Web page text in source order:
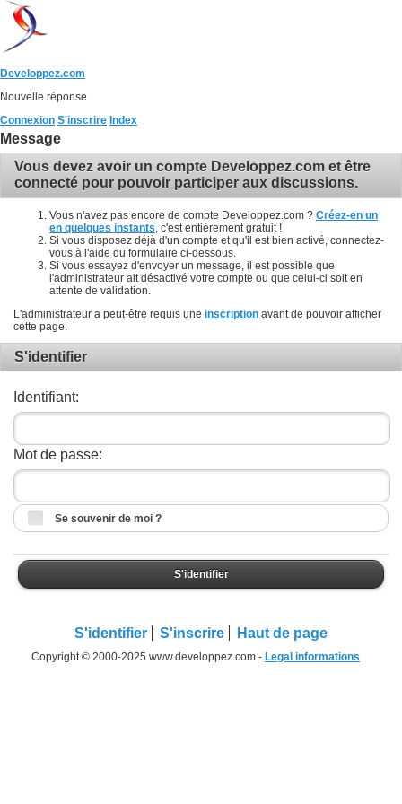
Developpez.com
Nouvelle réponse
Connexion S'inscrire Index
Message
Vous devez avoir un compte Developpez.com et être
connecté pour pouvoir participer aux discussions.
Vous n'avez pas encore de compte Developpez.com ? Créez-en un
en quelques instants , c'est entièrement gratuit !
Si vous disposez déjà d'un compte et qu'il est bien activé, connectez-
vous à l'aide du formulaire ci-dessous.
Si vous essayez d'envoyer un message, il est possible que
l'administrateur ait désactivé votre compte ou que celui-ci soit en
attente de validation.
L'administrateur a peut-être requis une inscription avant de pouvoir afficher
cette page.
S'identifier
Identifiant:
Mot de passe:
Se souvenir de moi ?
S'identifier
S'identifier S'inscrire Haut de page
Copyright © 2000-2025 www.developpez.com - Legal informations